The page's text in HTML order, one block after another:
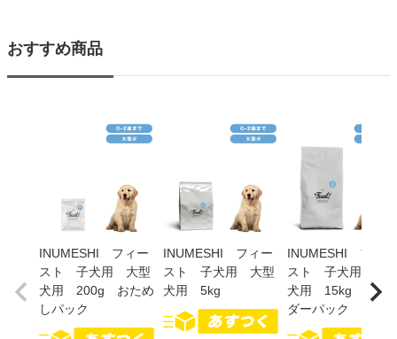
おすすめ商品
INUMESHI フィー
スト 子犬用 大型
犬用 200g おため
しパック
INUMESHI フィー
スト 子犬用 大型
犬用 5kg
INUMESHI フィー
スト 子犬用 大
犬用 15kg ブリ
ダーパック